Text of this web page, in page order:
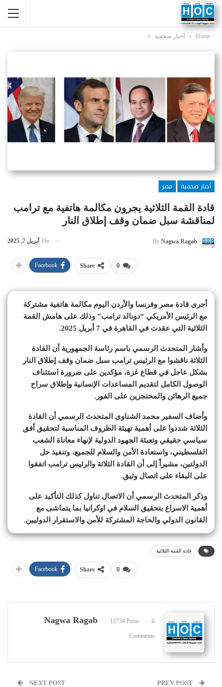
Home أخبار صحفية
أخبار صحفية
مصر
قادة القمة الثلاثية يجرون مكالمة هاتفية مع ترامب
لمناقشة سبل ضمان وقف إطلاق النار
By Nagwa Ragab
On أبريل 7, 2025
0
Share
Facebook
أجرى قادة مصر وفرنسا والأردن اليوم مكالمة هاتفية مشتركة
مع الرئيس الأمريكي “دونالد ترامب” وذلك على هامش القمة
الثلاثية التي عقدت في القاهرة في 7 أبريل 2025.
وأشار المتحدث الرسمي باسم رئاسة الجمهورية أن القادة
الثلاثة ناقشوا مع الرئيس ترامب سبل ضمان وقف إطلاق النار
بشكل عاجل في قطاع غزة، مؤكدين على ضرورة استئناف
الوصول الكامل لتقديم المساعدات الإنسانية وإطلاق سراح
جميع الرهائن والمحتجزين على الفور.
وأضاف السفير محمد الشناوى المتحدث الرسمي أن القادة
الثلاثة شددوا على أهمية تهيئة الظروف المناسبة لتحقيق أفق
سياسي حقيقي وتعبئة الجهود الدولية لإنهاء معاناة الشعب
الفلسطيني، واستعادة الأمن والسلام للجميع، وتنفيذ حل
الدولتين، مشيراً إلى أن القادة الثلاثة والرئيس ترامب اتفقوا
على البقاء على اتصال وثيق.
وذكر المتحدث الرسمي أن الاتصال تناول كذلك التأكيد على
أهمية الاسراع بتحقيق السلام في اوكرانيا بما يتماشى مع
القانون الدولي والحاجة المشتركة للأمن والاستقرار الدوليين.
قادة القمة الثلاثية
0
Share
Facebook
Nagwa Ragab 12734 Posts 0
Comments
NEXT POST